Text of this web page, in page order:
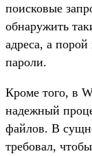
поисковые
обнаружить
адреса, а
пароли.
Кроме того, в
надежный
файлов. В
требовал,